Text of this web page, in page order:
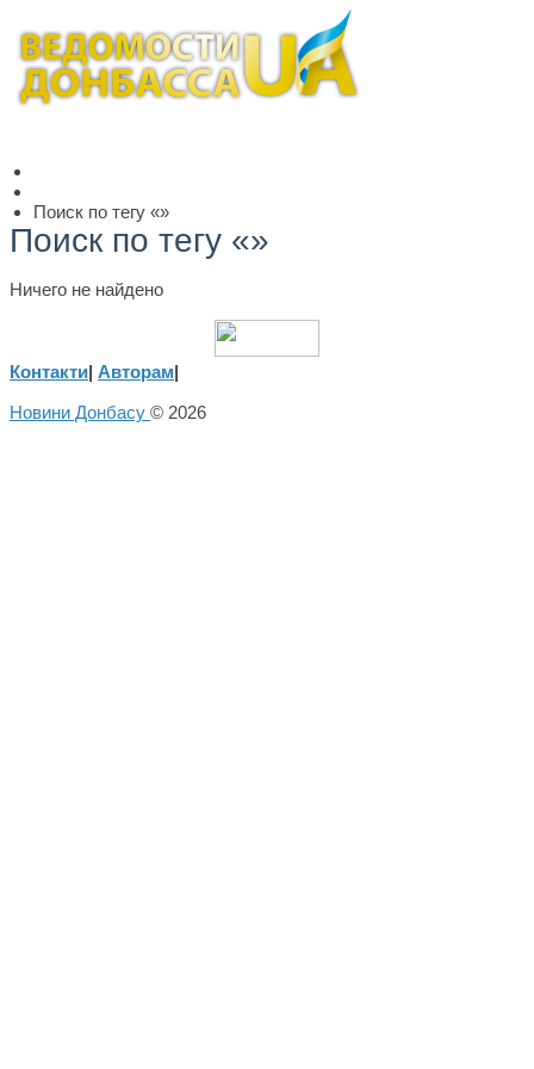
Поиск по тегу «»
Поиск по тегу «»
Ничего не найдено
Контакти| Авторам|
Новини Донбасу © 2026